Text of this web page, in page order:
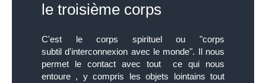
le troisième corps
C'est le corps spirituel ou "corps
subtil d'interconnexion avec le monde". Il nous
permet le contact avec tout ce qui nous
entoure , y compris les objets lointains tout